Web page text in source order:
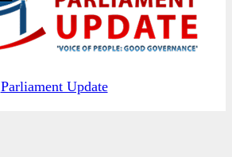
Parliament Update